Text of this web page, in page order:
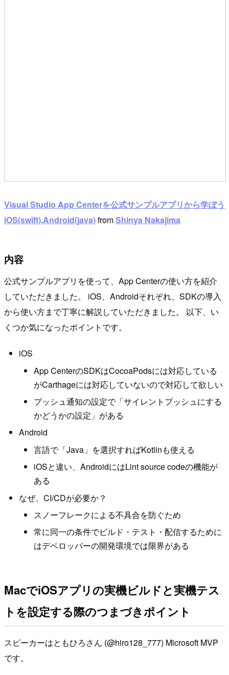
Visual Studio App Centerを公式サンプルアプリから学ぼう
iOS(swift),Android(java)fromShinya Nakajima
内容
公式サンプルアプリを使って、App Centerの使い方を紹介
していただきました。 iOS、Androidそれぞれ、SDKの導入
から使い方まで丁寧に解説していただきました。 以下、い
くつか気になったポイントです。
iOS
App CenterのSDKはCocoaPodsには対応している
がCarthageには対応していないので対応して欲しい
プッシュ通知の設定で「サイレントプッシュにする
かどうかの設定」がある
Android
言語で「Java」を選択すればKotlinも使える
iOSと違い、AndroidにはLint source codeの機能が
ある
なぜ、CI/CDが必要か？
スノーフレークによる不具合を防ぐため
常に同一の条件でビルド・テスト・配信するために
はデベロッパーの開発環境では限界がある
MacでiOSアプリの実機ビルドと実機テス
トを設定する際のつまづきポイント
スピーカーはともひろさん (@hiro128_777) Microsoft MVP
です。